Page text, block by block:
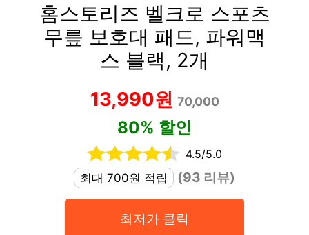
홈스토리즈 벨크로 스포츠
무릎 보호대 패드, 파워맥
스 블랙, 2개
13,990원70,000
80% 할인
4.5/5.0
최대 700원 적립
(93 리뷰)
최저가 클릭